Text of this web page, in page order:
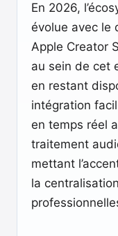
En 2026,
évolue avec le
Apple Creator
au sein de cet
en restant
intégration
en temps réel
traitement
mettant
la